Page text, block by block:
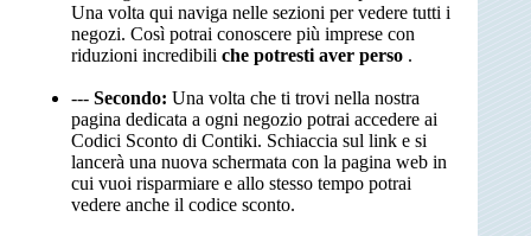
Una volta qui naviga nelle sezioni per vedere tutti i
negozi. Così potrai conoscere più imprese con
riduzioni incredibili che potresti aver perso .
--- Secondo: Una volta che ti trovi nella nostra
pagina dedicata a ogni negozio potrai accedere ai
Codici Sconto di Contiki. Schiaccia sul link e si
lancerà una nuova schermata con la pagina web in
cui vuoi risparmiare e allo stesso tempo potrai
vedere anche il codice sconto.